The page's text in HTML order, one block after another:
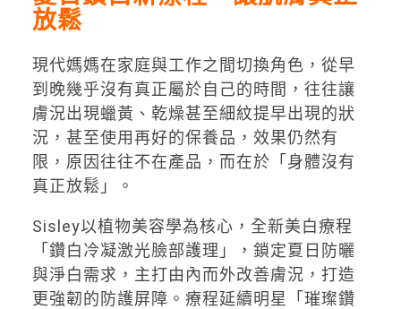
放鬆
現代媽媽在家庭與工作之間切換角色，從早
到晚幾乎沒有真正屬於自己的時間，往往讓
膚況出現蠟黃、乾燥甚至細紋提早出現的狀
況，甚至使用再好的保養品，效果仍然有
限，原因往往不在產品，而在於「身體沒有
真正放鬆」。
Sisley以植物美容學為核心，全新美白療程
「鑽白冷凝激光臉部護理」，鎖定夏日防曬
與淨白需求，主打由內而外改善膚況，打造
更強韌的防護屏障。療程延續明星「璀璨鑽